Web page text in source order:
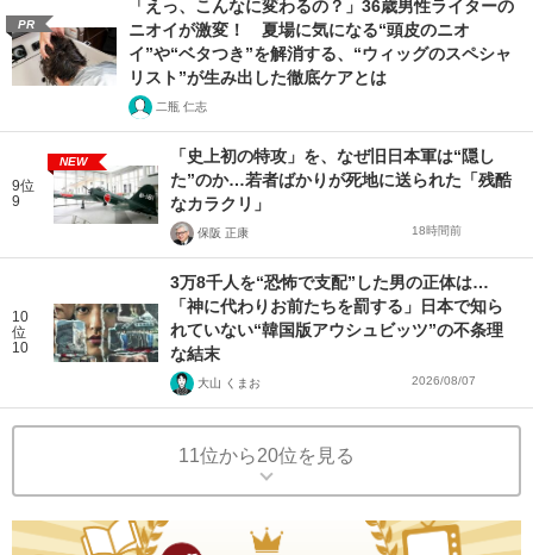
PR
「えっ、こんなに変わるの？」36歳男性ライターの
ニオイが激変！ 夏場に気になる“頭皮のニオ
イ”や“ベタつき”を解消する、“ウィッグのスペシャ
リスト”が生み出した徹底ケアとは
二瓶 仁志
9位
9
NEW
「史上初の特攻」を、なぜ旧日本軍は“隠し
た”のか…若者ばかりが死地に送られた「残酷
なカラクリ」
保阪 正康 18時間前
10
位
10
3万8千人を“恐怖で支配”した男の正体は…
「神に代わりお前たちを罰する」日本で知ら
れていない“韓国版アウシュビッツ”の不条理
な結末
大山 くまお 2026/08/07
11位から20位を見る